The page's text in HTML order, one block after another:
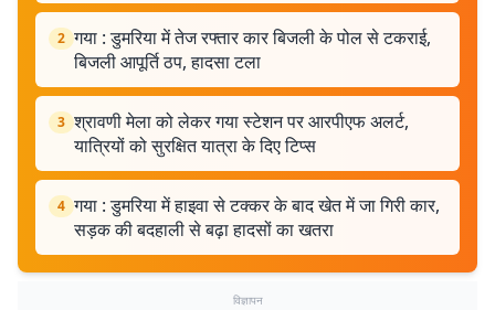
2 गया : डुमरिया में तेज रफ्तार कार बिजली के पोल से टकराई,
बिजली आपूर्ति ठप, हादसा टला
3 श्रावणी मेला को लेकर गया स्टेशन पर आरपीएफ अलर्ट,
यात्रियों को सुरक्षित यात्रा के दिए टिप्स
4 गया : डुमरिया में हाइवा से टक्कर के बाद खेत में जा गिरी कार,
सड़क की बदहाली से बढ़ा हादसों का खतरा
विज्ञापन